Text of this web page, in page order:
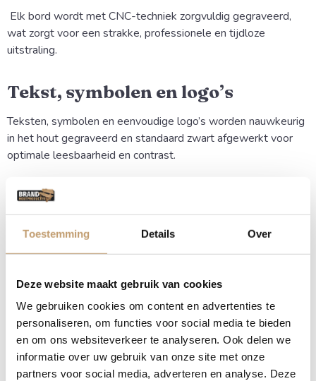
Toestemming Details Over
Deze website maakt gebruik van cookies
We gebruiken cookies om content en advertenties te
personaliseren, om functies voor social media te bieden
en om ons websiteverkeer te analyseren. Ook delen we
informatie over uw gebruik van onze site met onze
partners voor social media, adverteren en analyse. Deze
Elk bord wordt met CNC-techniek zorgvuldig gegraveerd,
wat zorgt voor een strakke, professionele en tijdloze
uitstraling.
Tekst, symbolen en logo’s
Teksten, symbolen en eenvoudige logo’s worden nauwkeurig
in het hout gegraveerd en standaard zwart afgewerkt voor
optimale leesbaarheid en contrast.
De prijs voor het graveren wordt automatisch berekend op
basis van de grootte van het ontwerp, zodat je altijd direct
een eerlijke en duidelijke totaalprijs ziet. Ook het graveren
met je mee over de beste uitvoering en bijpassende prijs.
Massief eikenhout en maatwerk
Onze eiken gevelborden worden gemaakt van hoogwaardig,
massief eikenhout dat geschikt is voor buitengebruik en